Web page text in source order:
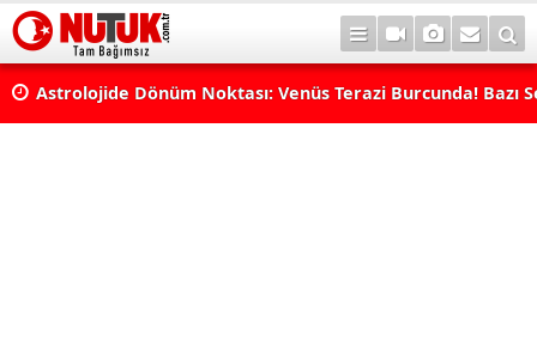
Astrolojide Dönüm Noktası: Venüs Terazi Burcunda! Bazı